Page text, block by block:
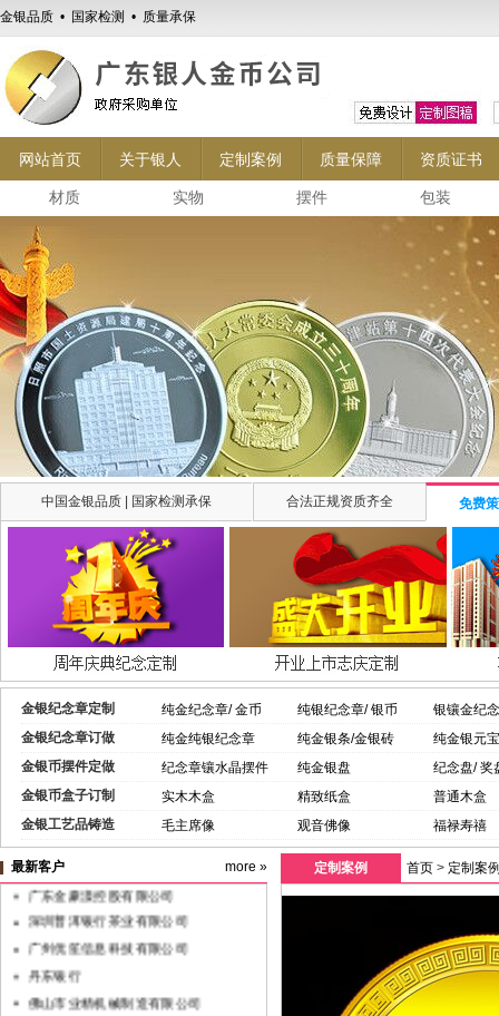
金银品质 • 国家检测 • 质量承保
网站首页 关于银人 定制案例 质量保障 资质证书
材质 实物 摆件 包装
中国金银品质 | 国家检测承保 合法正规资质齐全 免费
金银纪念章定制 纯金纪念章/ 金币 纯银纪念章/ 银币
银镶金纪
金银纪念章订做
纯金纯银纪念章 纯金银条/金银砖
纯金银元宝
金银币摆件定做
纪念章镶水晶摆件 纯金银盘
纪念盘/ 奖
金银币盒子订制
实木木盒 精致纸盒
普通木盒
金银工艺品铸造
毛主席像 观音佛像 福禄寿禧
定制案例 首页 > 定制案
最新客户 more »
中共XX省委组织部监制党徽
山西宏达钢铁集团
陕西省洋县中国最美油菜花海汉中旅游
文化节
中共汉中洋县人民政府、洋县文旅局
东呈（城市便捷）国际酒店集团
广东金豪漾控股有限公司
深圳普洱银行茶业有限公司
广州优笙信息科技有限公司
丹东银行
佛山市业精机械制造有限公司
兰州方大炭素新材料科技股份有限公司